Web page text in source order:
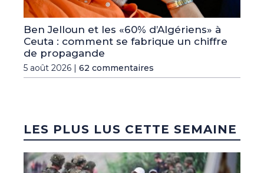
Ben Jelloun et les «60% d’Algériens» à
Ceuta : comment se fabrique un chiffre
de propagande
5 août 2026 | 62 commentaires
LES PLUS LUS CETTE SEMAINE